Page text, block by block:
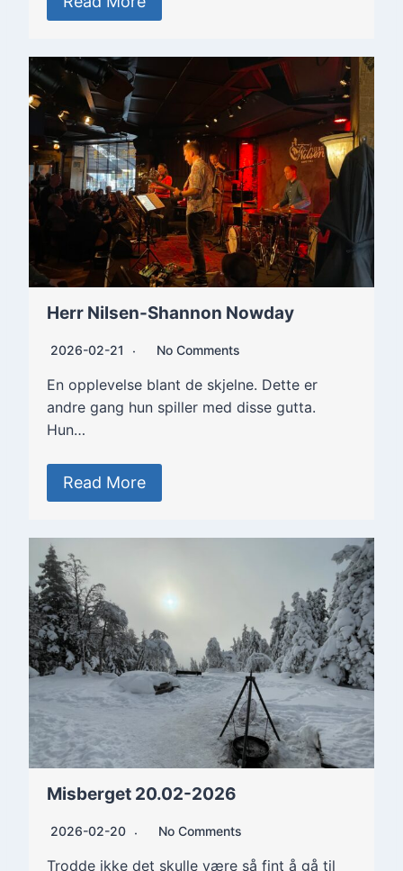
Herr Nilsen-Shannon Nowday
2026-02-21 No Comments
En opplevelse blant de skjelne. Dette er
andre gang hun spiller med disse gutta.
Hun…
Read More
Misberget 20.02-2026
2026-02-20 No Comments
Trodde ikke det skulle være så fint å gå til